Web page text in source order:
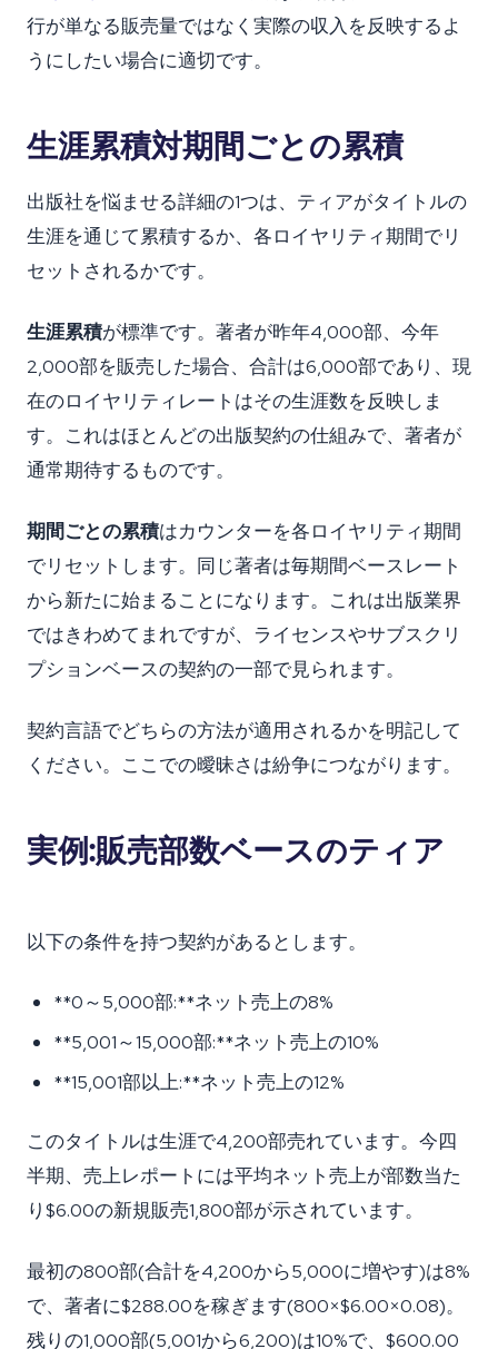
行が単なる販売量ではなく実際の収入を反映するよ
うにしたい場合に適切です。
生涯累積対期間ごとの累積
出版社を悩ませる詳細の1つは、ティアがタイトルの
生涯を通じて累積するか、各ロイヤリティ期間でリ
セットされるかです。
生涯累積が標準です。著者が昨年4,000部、今年
2,000部を販売した場合、合計は6,000部であり、現
在のロイヤリティレートはその生涯数を反映しま
す。これはほとんどの出版契約の仕組みで、著者が
通常期待するものです。
期間ごとの累積はカウンターを各ロイヤリティ期間
でリセットします。同じ著者は毎期間ベースレート
から新たに始まることになります。これは出版業界
ではきわめてまれですが、ライセンスやサブスクリ
プションベースの契約の一部で見られます。
契約言語でどちらの方法が適用されるかを明記して
ください。ここでの曖昧さは紛争につながります。
実例:販売部数ベースのティア
以下の条件を持つ契約があるとします。
**0～5,000部:**ネット売上の8%
**5,001～15,000部:**ネット売上の10%
**15,001部以上:**ネット売上の12%
このタイトルは生涯で4,200部売れています。今四
半期、売上レポートには平均ネット売上が部数当た
り$6.00の新規販売1,800部が示されています。
最初の800部(合計を4,200から5,000に増やす)は8%
で、著者に$288.00を稼ぎます(800×$6.00×0.08)。
残りの1,000部(5,001から6,200)は10%で、$600.00